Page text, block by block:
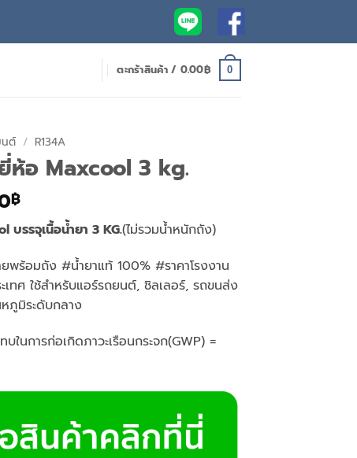
ตะกร้าสินค้า / 0.00฿ 0
นต์ / R134A
ห้อ Maxcool 3 kg.
฿.
฿Current
price
is:
1,190.00฿.
บรรจุเนื้อน้ำยา 3 KG.(ไม่รวมน้ำหนักถัง)
พร้อมถัง #น้ำยาแท้ 100% #ราคาโรงงาน
เทศ ใช้สำหรับแอร์รถยนต์, ชิลเลอร์, รถขนส่ง
ภูมิระดับกลาง
ในการก่อเกิดภาวะเรือนกระจก(GWP) =